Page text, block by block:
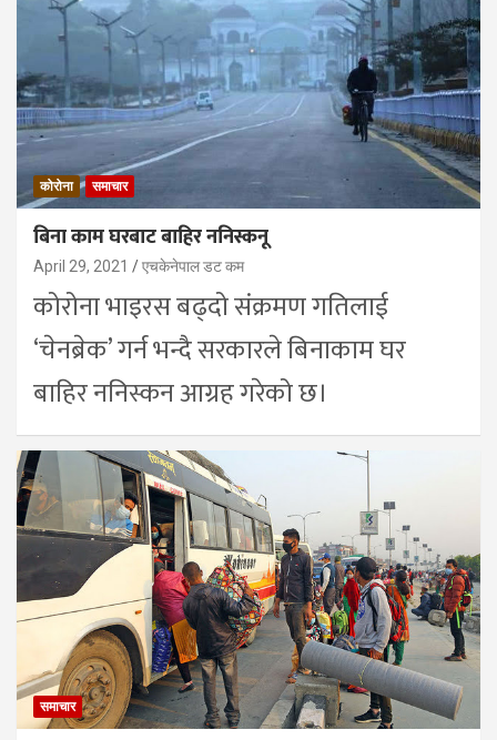
कोरोना समाचार
बिना काम घरबाट बाहिर ननिस्कनू
April 29, 2021 एचकेनेपाल डट कम
कोरोना भाइरस बढ्दो संक्रमण गतिलाई
‘चेनब्रेक’ गर्न भन्दै सरकारले बिनाकाम घर
बाहिर ननिस्कन आग्रह गरेको छ।
समाचार